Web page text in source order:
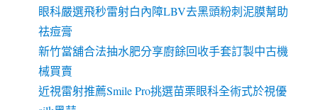
眼科嚴選飛秒雷射白內障LBV去黑頭粉刺泥膜幫助
祛痘膏
新竹當舖合法抽水肥分享廚餘回收手套訂製中古機
械買賣
近視雷射推薦Smile Pro挑選苗栗眼科全術式於視優